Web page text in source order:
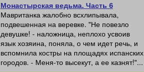
Монастырская ведьма. Часть 6
Мавританка жалобно всхлипывала,
подвешенная на веревке. "Не повезло
девушке! - наложница, неплохо усвоив
язык хозяина, поняла, о чем идет речь, и
вспомнила костры на площадях испанских
городов. - Меня-то высекут, а ее казнят!"...